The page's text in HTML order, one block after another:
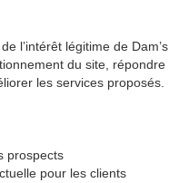
l’intérêt légitime de Dam’s
du site, répondre
les services proposés.
prospects
pour les clients